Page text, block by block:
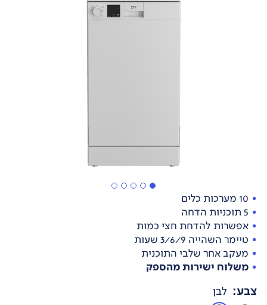
10 מערכות כלים
5 תוכניות הדחה
אפשרות להדחת חצי כמות
טיימר השהייה 3/6/9 שעות
מעקב אחר שלבי התוכנית
משלוח ישירות מהספק
צבע: לבן